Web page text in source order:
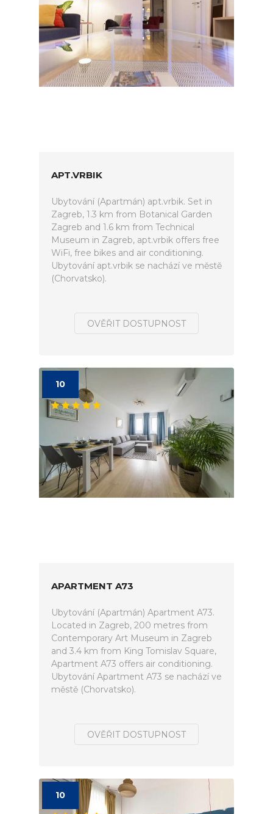
APT.VRBIK
Ubytování (Apartmán) apt.vrbik. Set in
Zagreb, 1.3 km from Botanical Garden
Zagreb and 1.6 km from Technical
Museum in Zagreb, apt.vrbik offers free
WiFi, free bikes and air conditioning.
Ubytování apt.vrbik se nachází ve městě
(Chorvatsko).
OVĚŘIT DOSTUPNOST
10
APARTMENT A73
Ubytování (Apartmán) Apartment A73.
Located in Zagreb, 200 metres from
Contemporary Art Museum in Zagreb
and 3.4 km from King Tomislav Square,
Apartment A73 offers air conditioning.
Ubytování Apartment A73 se nachází ve
městě (Chorvatsko).
OVĚŘIT DOSTUPNOST
10